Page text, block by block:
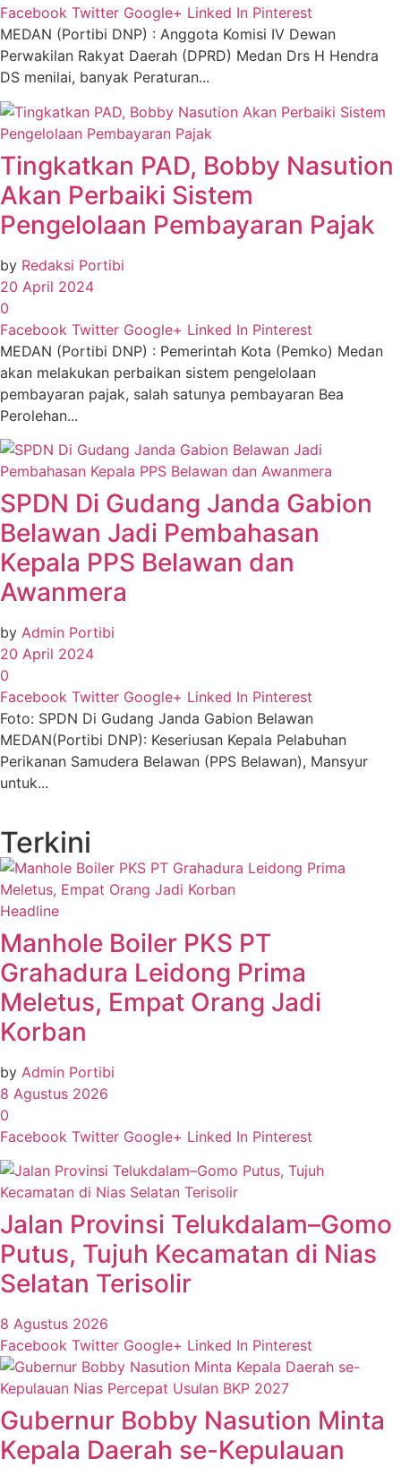
Facebook Twitter Google+ Linked In Pinterest
MEDAN (Portibi DNP) : Anggota Komisi IV Dewan
Perwakilan Rakyat Daerah (DPRD) Medan Drs H Hendra
DS menilai, banyak Peraturan...
Tingkatkan PAD, Bobby Nasution
Akan Perbaiki Sistem
Pengelolaan Pembayaran Pajak
by Redaksi Portibi
20 April 2024
0
Facebook Twitter Google+ Linked In Pinterest
MEDAN (Portibi DNP) : Pemerintah Kota (Pemko) Medan
akan melakukan perbaikan sistem pengelolaan
pembayaran pajak, salah satunya pembayaran Bea
Perolehan...
SPDN Di Gudang Janda Gabion
Belawan Jadi Pembahasan
Kepala PPS Belawan dan
Awanmera
by Admin Portibi
20 April 2024
0
Facebook Twitter Google+ Linked In Pinterest
Foto: SPDN Di Gudang Janda Gabion Belawan
MEDAN(Portibi DNP): Keseriusan Kepala Pelabuhan
Perikanan Samudera Belawan (PPS Belawan), Mansyur
untuk...
Terkini
Headline
Manhole Boiler PKS PT
Grahadura Leidong Prima
Meletus, Empat Orang Jadi
Korban
by Admin Portibi
8 Agustus 2026
0
Facebook Twitter Google+ Linked In Pinterest
Jalan Provinsi Telukdalam–Gomo
Putus, Tujuh Kecamatan di Nias
Selatan Terisolir
8 Agustus 2026
Facebook Twitter Google+ Linked In Pinterest
Gubernur Bobby Nasution Minta
Kepala Daerah se-Kepulauan